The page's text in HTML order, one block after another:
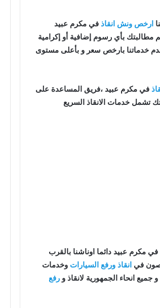
ارخص ونش انقاذ في مكرم عبيد
مطالبتك بأي رسوم إضافية أو إكرامية
خدماتنا بارخص سعر و بأعلى مستوى
في مكرم عبيد ،فريق المساعدة على
تشمل خدمات الانقاذ السريع
في مكرم عبيد دائما اوناشنا بالقرب
انقاذ ورفع السيارات وخدمات
انحاء الجمهورية لانقاذ و رفع